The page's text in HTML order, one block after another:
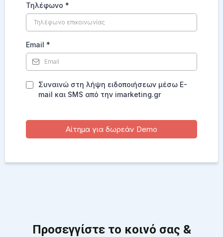
Τηλέφωνο *
Email *
Συναινώ στη λήψη ειδοποιήσεων μέσω E-
mail και SMS από την imarketing.gr
Αίτημα για δωρεάν Demo
Προσεγγίστε το κοινό σας &